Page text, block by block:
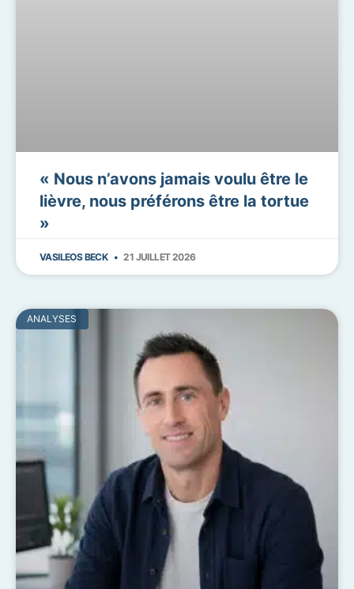
« Nous n’avons jamais voulu être le
lièvre, nous préférons être la tortue
»
VASILEOS BECK 21 JUILLET 2026
ANALYSES